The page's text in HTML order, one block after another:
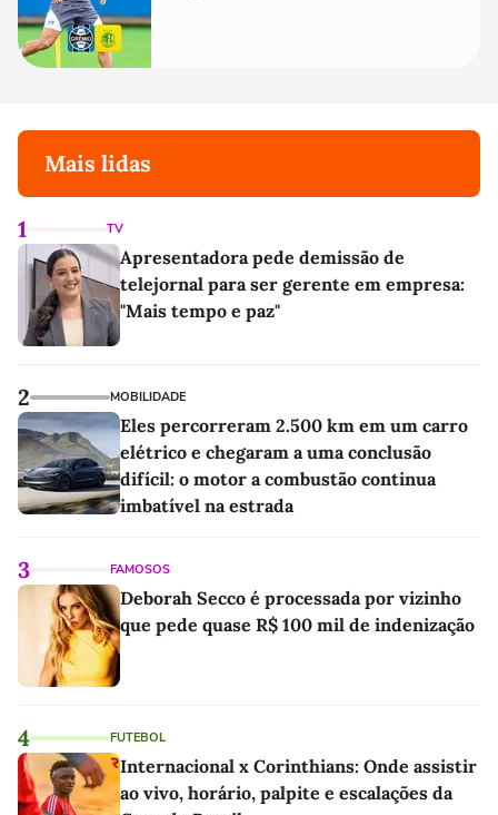
Mais lidas
1 TV
Apresentadora pede demissão de
telejornal para ser gerente em empresa:
"Mais tempo e paz"
2 MOBILIDADE
Eles percorreram 2.500 km em um carro
elétrico e chegaram a uma conclusão
difícil: o motor a combustão continua
imbatível na estrada
3 FAMOSOS
Deborah Secco é processada por vizinho
que pede quase R$ 100 mil de indenização
4 FUTEBOL
Internacional x Corinthians: Onde assistir
ao vivo, horário, palpite e escalações da